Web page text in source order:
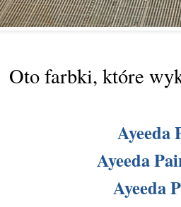
Oto farbki, które
Ayeeda
Ayeeda
Ayeeda